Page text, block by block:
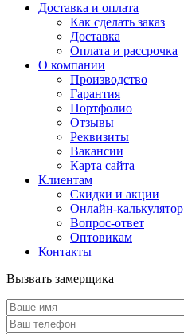
Доставка и оплата
Как сделать заказ
Доставка
Оплата и рассрочка
О компании
Производство
Гарантия
Портфолио
Отзывы
Реквизиты
Вакансии
Карта сайта
Клиентам
Скидки и акции
Онлайн-калькулятор
Вопрос-ответ
Оптовикам
Контакты
Вызвать замерщика